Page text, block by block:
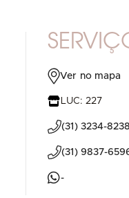
Ver no mapa
LUC: 227
(31) 3234-8238
(31) 9837-
-